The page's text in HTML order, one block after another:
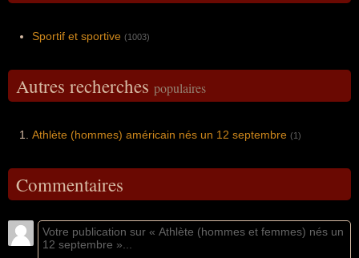
Sportif et sportive (1003)
Autres recherches populaires
Athlète (hommes) américain nés un 12 septembre (1)
Commentaires